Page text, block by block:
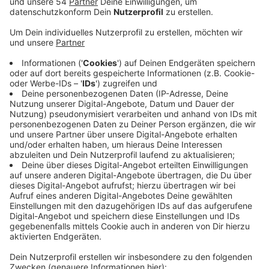
Veröffentlicht:Freitag, 27.02.2026 14:10
Anzeige
Geplant sind dort Einfamilienhäuser und
Doppelhaushälften, dazu eine Kita und eine
Grundschule. Parallel läuft die Ausschreibung für
Grundstücke am Compesmühlenweg nebenan. Dort
sollen 26 Wohnungen in Mehrfamilienhäusern
entstehen, mindestens die Hälfte öffentlich
gefördert - außerdem eine Tiefgarage. Insgesamt soll
das ehemalige REME-Gelände mit dem Schwerpunkt
Wohnen entwickelt werden. Die beiden südlichen
Baufelder sind noch nicht ganz erschlossen. Hier soll
außerdem der Gladbach renaturiert werden, so dass
das Wohnquartier unter anderem über einen Radweg.